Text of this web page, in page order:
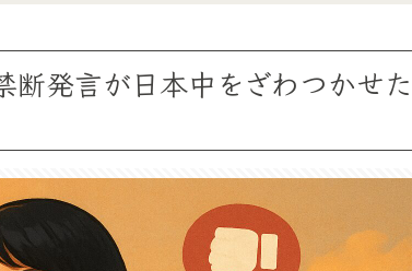
断発言が日本中をざわつかせた